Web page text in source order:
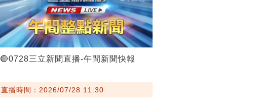
🔴0728三立新聞直播-午間新聞快報
直播時間：2026/07/28 11:30